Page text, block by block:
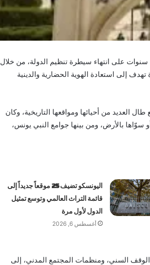
سنوات على انتهاء سيطرة تنظيم الدولة، من خلال
إلى استعادة الهوية الحضارية والدينية
لدمار واسع طال العديد من أحيائها ومواقعها التاريخية، وكان
سوّاها بالأرض، ومن بينها جوامع النبي يونس،
اليونسكو تضيف 25 موقعاً جديداً إلى
قائمة التراث العالمي وتوسع تمثيل
الدول لأول مرة
أغسطس 6, 2026
الوقف السني، ومنظمات المجتمع المدني، إلى